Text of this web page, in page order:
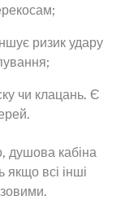
ризик удару
чи клацань. Є
душова кабіна
якщо всі інші